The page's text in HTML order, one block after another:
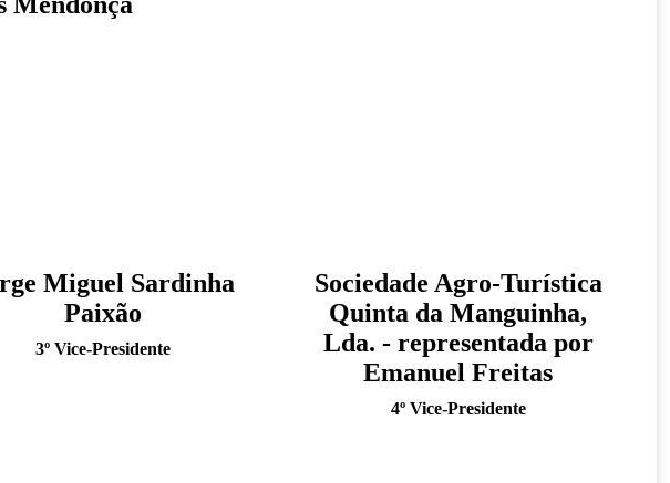
Miguel Sardinha
Paixão
3º Vice-Presidente
Sociedade Agro-Turística
Quinta da Manguinha,
Lda. - representada por
Emanuel Freitas
4º Vice-Presidente